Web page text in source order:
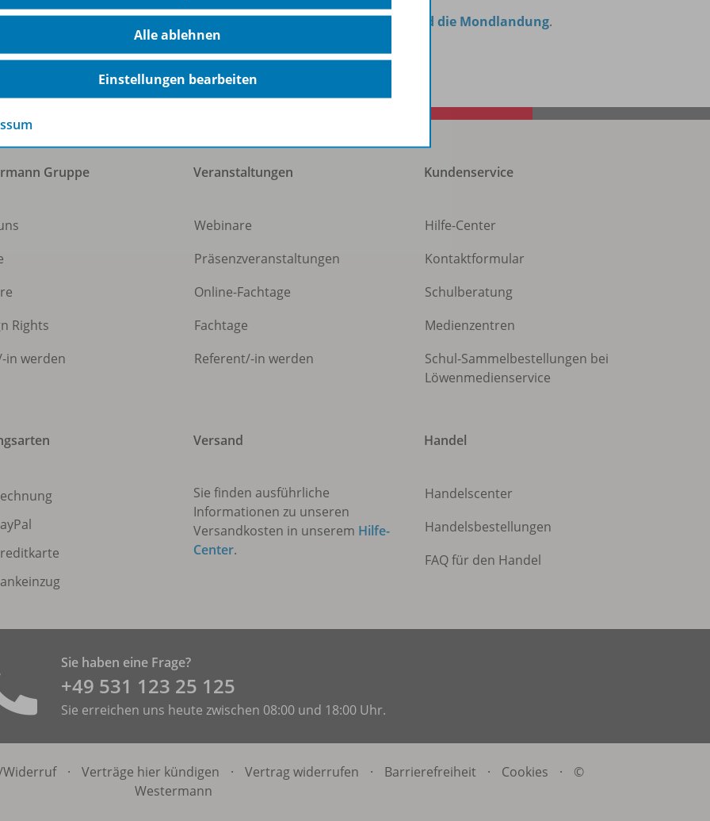
Arbeitsblatt zu diesem Podcast gibt es hier:Der Kalte Krieg und die Mondlandung.
Gruppe
Rights
-in werden
Veranstaltungen
Webinare
Präsenzveranstaltungen
Online-Fachtage
Fachtage
Referent/-in werden
Kundenservice
Hilfe-Center
Kontaktformular
Schulberatung
Medienzentren
Schul-Sammelbestellungen bei
Löwenmedienservice
Versand
Sie finden ausführliche
Informationen zu unseren
Versandkosten in unserem Hilfe-
Center.
Handel
Handelscenter
Handelsbestellungen
FAQ für den Handel
Sie haben eine Frage?
+49 531 ­123 25 125
Sie erreichen uns heute zwischen 08:00 und 18:00 Uhr.
Widerruf · Verträge hier kündigen · Vertrag widerrufen · Barrierefreiheit · Cookies ·
©
Westermann
Alle ablehnen
Einstellungen bearbeiten